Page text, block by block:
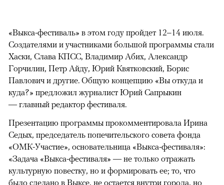
«Выкса-фестиваль» в этом году пройдет 12–14 июля.
Создателями и участниками большой программы стали
Хаски, Слава КПСС, Владимир Абих, Александр
Горчилин, Петр Айду, Юрий Квятковский, Борис
Павлович и другие. Общую концепцию «Вы откуда и
куда?» предложил журналист Юрий Сапрыкин
— главный редактор фестиваля.
Презентацию программы прокомментировала Ирина
Седых, председатель попечительского совета фонда
«ОМК-Участие», основательница «Выкса-фестиваля»:
«Задача «Выкса-фестиваля» — не только отражать
культурную повестку, но и формировать ее; то, что
было сделано в Выксе, не остается внутри города, но